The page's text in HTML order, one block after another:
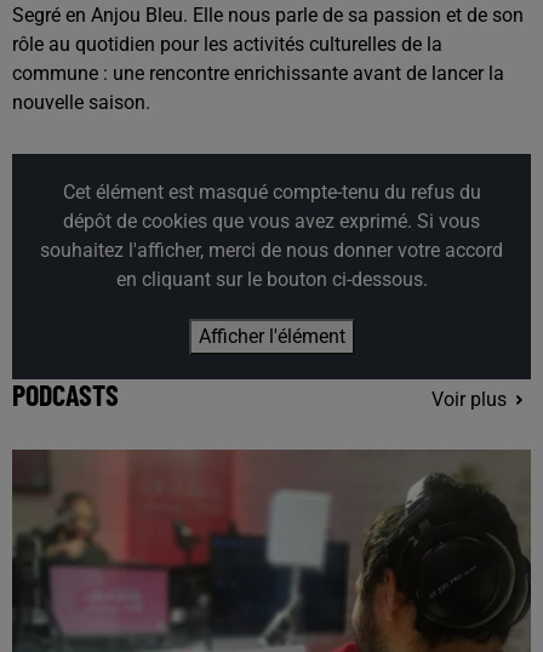
Segré en Anjou Bleu. Elle nous parle de sa passion et de son
rôle au quotidien pour les activités culturelles de la
commune : une rencontre enrichissante avant de lancer la
nouvelle saison.
Cet élément est masqué compte-tenu du refus du
dépôt de cookies que vous avez exprimé. Si vous
souhaitez l'afficher, merci de nous donner votre accord
en cliquant sur le bouton ci-dessous.
Afficher l'élément
PODCASTS Voir plus